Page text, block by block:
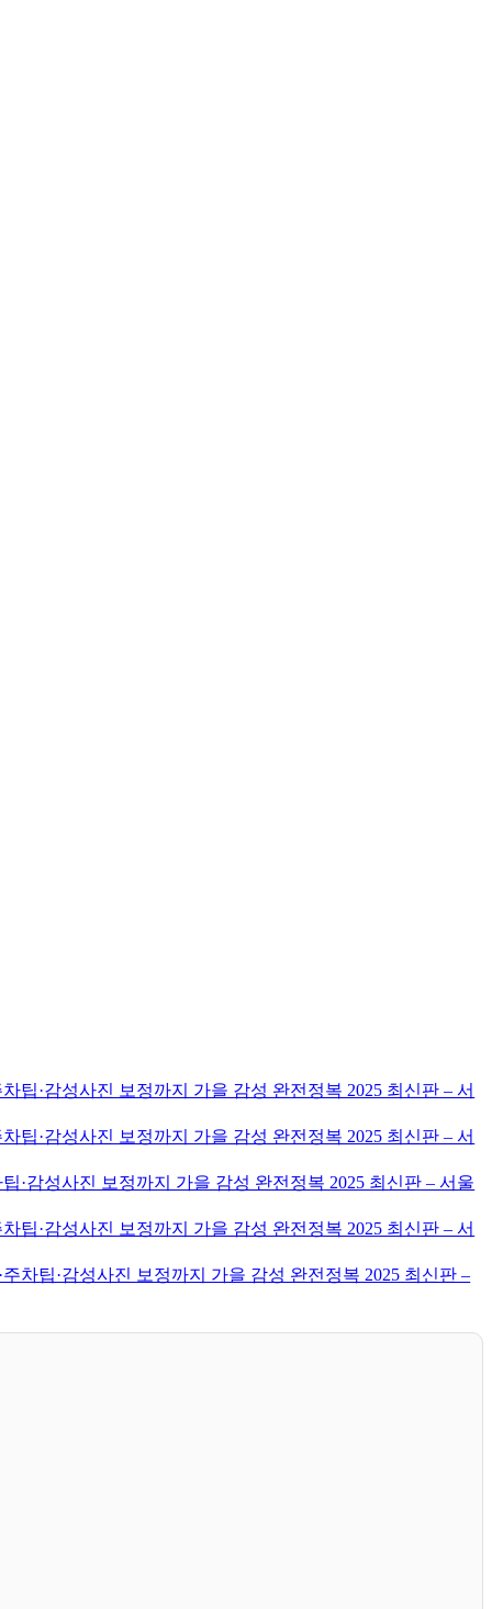
팁·감성사진 보정까지 가을 감성 완전정복 2025 최신판 – 서
팁·감성사진 보정까지 가을 감성 완전정복 2025 최신판 – 서
·감성사진 보정까지 가을 감성 완전정복 2025 최신판 – 서울
팁·감성사진 보정까지 가을 감성 완전정복 2025 최신판 – 서
차팁·감성사진 보정까지 가을 감성 완전정복 2025 최신판 –